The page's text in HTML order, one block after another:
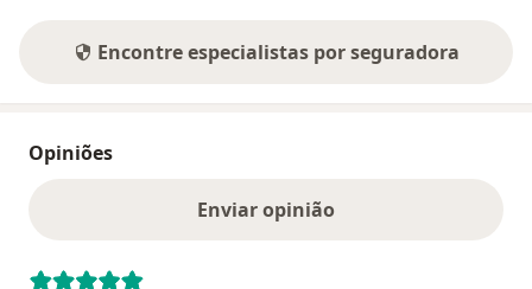
Encontre especialistas por seguradora
Opiniões
Enviar opinião